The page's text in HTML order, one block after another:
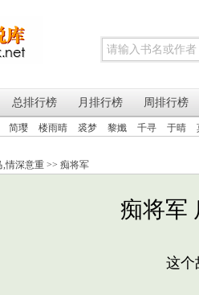
总排行榜 月排行榜 周排行榜
简璎 楼雨晴 裘梦 黎孅 千寻 于晴
,情深意重 >> 痴将军
痴将军
这个